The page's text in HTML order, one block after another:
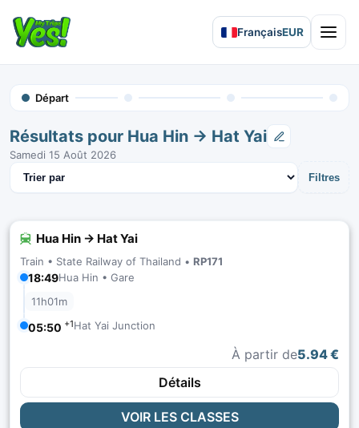
FrançaisEUR Open
Départ
Résultats pour Hua Hin → Hat Yai
Samedi 15 Août 2026
Filtres
Trier les résultats
Hua Hin → Hat Yai
Train • State Railway of Thailand • RP171
18:49Hua Hin • Gare
11h01m
05:50 +1Hat Yai Junction
À partir de5.94 €
Détails
VOIR LES CLASSES